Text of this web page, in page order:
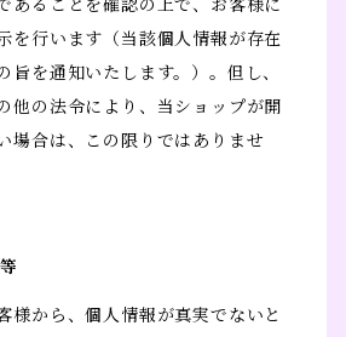
あることを確認の上で、お客様に
を行います（当該個人情報が存在
旨を通知いたします。）。但し、
他の法令により、当ショップが開
場合は、この限りではありませ
様から、個人情報が真実でないと